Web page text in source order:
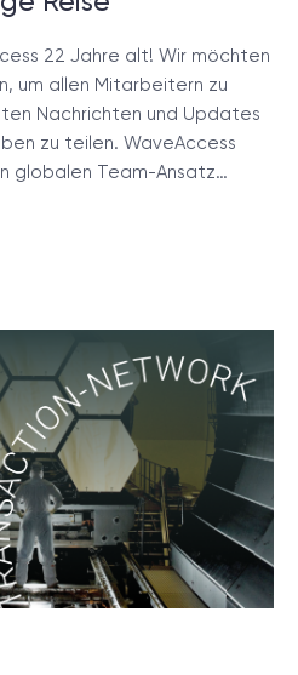
22 Jahre alt! Wir möchten
um allen Mitarbeitern zu
Nachrichten und Updates
zu teilen. WaveAccess
globalen Team-Ansatz…